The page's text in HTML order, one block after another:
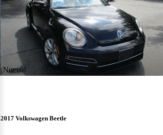
¡Nuevo!
2017 Volkswagen Beetle